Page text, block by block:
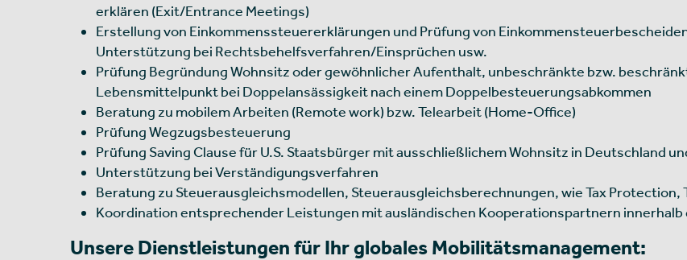
erklären (Exit/Entrance Meetings)
Erstellung von Einkommenssteuererklärungen und Prüfung von
Unterstützung bei Rechtsbehelfsverfahren/Einsprüchen usw.
Prüfung Begründung Wohnsitz oder gewöhnlicher Aufenthalt, unbeschränkte bzw.
Lebensmittelpunkt bei Doppelansässigkeit nach einem Doppelbesteuerungsabkommen
Beratung zu mobilem Arbeiten (Remote work) bzw. Telearbeit (Home-Office)
Prüfung Wegzugsbesteuerung
Prüfung Saving Clause für U.S. Staatsbürger mit ausschließlichem Wohnsitz in Deutschland
Unterstützung bei Verständigungsverfahren
Beratung zu Steuerausgleichsmodellen, Steuerausgleichsberechnungen, wie Tax Protection,
Koordination entsprechender Leistungen mit ausländischen Kooperationspartnern innerhalb
Unsere Dienstleistungen für Ihr globales Mobilitätsmanagement: